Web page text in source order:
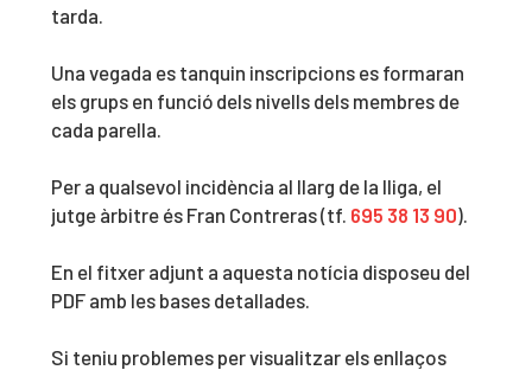
tarda.
Una vegada es tanquin inscripcions es formaran
els grups en funció dels nivells dels membres de
cada parella.
Per a qualsevol incidència al llarg de la lliga, el
jutge àrbitre és Fran Contreras (tf. 695 38 13 90).
En el fitxer adjunt a aquesta notícia disposeu del
PDF amb les bases detallades.
Si teniu problemes per visualitzar els enllaços